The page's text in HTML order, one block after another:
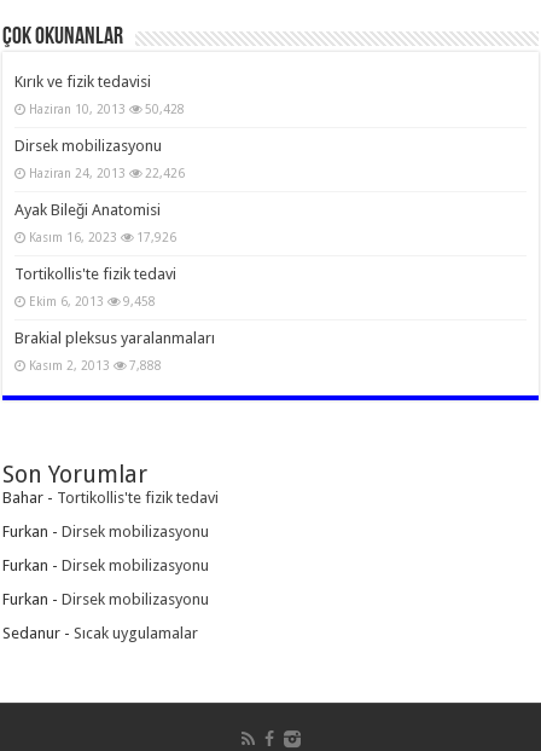
Çok Okunanlar
Kırık ve fizik tedavisi
Haziran 10, 2013 50,428
Dirsek mobilizasyonu
Haziran 24, 2013 22,426
Ayak Bileği Anatomisi
Kasım 16, 2023 17,926
Tortikollis'te fizik tedavi
Ekim 6, 2013 9,458
Brakial pleksus yaralanmaları
Kasım 2, 2013 7,888
Son Yorumlar
Bahar - Tortikollis'te fizik tedavi
Furkan -Dirsek mobilizasyonu
Furkan -Dirsek mobilizasyonu
Furkan -Dirsek mobilizasyonu
Sedanur -Sıcak uygulamalar